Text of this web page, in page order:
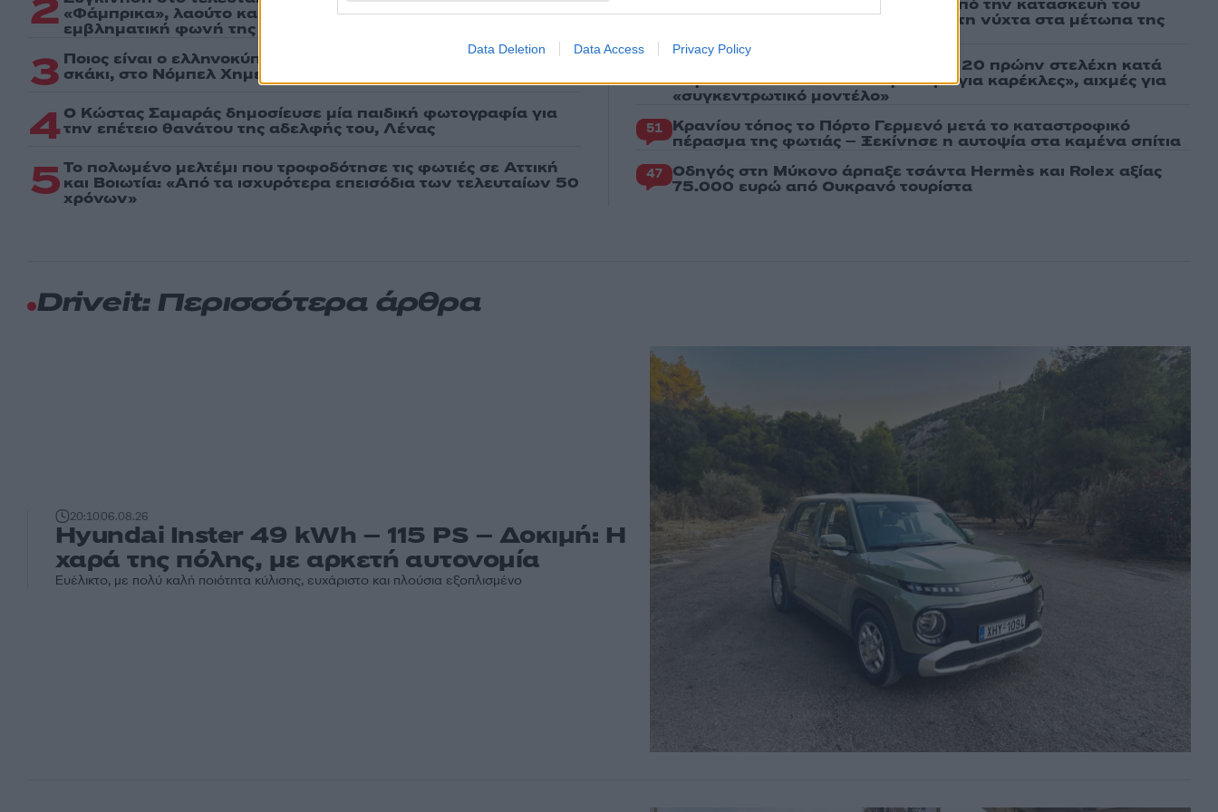
Data Deletion Data Access Privacy Policy
2 «Φάμπρικα», λαούτο και κλαρίνα αποχαιρέτησαν την
εμβληματική φωνή της μεταπολίτευσης
3 Ποιος είναι ο ελληνοκύπριος Sir Ντέμης Χασάμπης: Από το
σκάκι, στο Νόμπελ Χημείας και στο «τιμόνι» της AI της Google
4 Ο Κώστας Σαμαράς δημοσίευσε μία παιδική φωτογραφία για
την επέτειο θανάτου της αδελφής του, Λένας
5Το πολωμένο μελτέμι που τροφοδότησε τις φωτιές σε Αττική
και Βοιωτία: «Από τα ισχυρότερα επεισόδια των τελευταίων 50
χρόνων»
Canadair 515: Οι πρώτες εικόνες από την κατασκευή του
αεροσκάφους που θα επιχειρεί και τη νύχτα στα μέτωπα της
Αυγερινός, Μουτσάτσου και ακόμη 20 πρώην στελέχη κατά
Καρυστιανού: «Δεν αποχωρήσαμε για καρέκλες», αιχμές για
«συγκεντρωτικό μοντέλο»
51 Κρανίου τόπος το Πόρτο Γερμενό μετά το καταστροφικό
πέρασμα της φωτιάς – Ξεκίνησε η αυτοψία στα καμένα σπίτια
47 Οδηγός στη Μύκονο άρπαξε τσάντα Hermès και Rolex αξίας
75.000 ευρώ από Ουκρανό τουρίστα
Driveit: Περισσότερα άρθρα
20:1006.08.26
Hyundai Inster 49 kWh – 115 PS – Δοκιμή: Η
χαρά της πόλης, με αρκετή αυτονομία
Ευέλικτο, με πολύ καλή ποιότητα κύλισης, ευχάριστο και πλούσια εξοπλισμένο